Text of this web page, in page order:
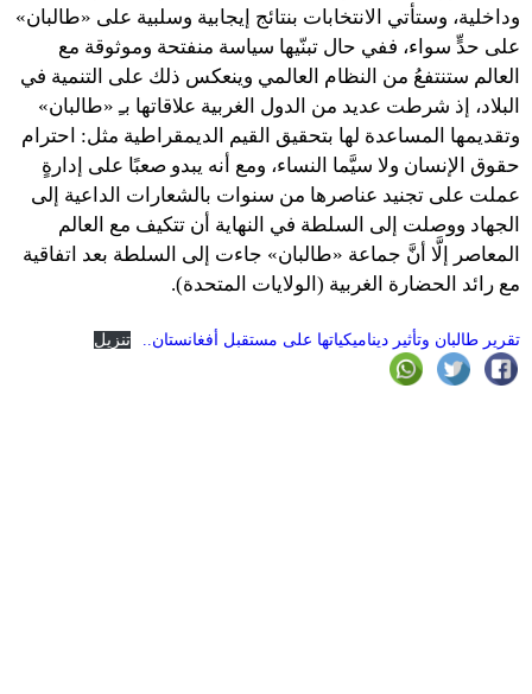
وداخلية، وستأتي الانتخابات بنتائج إيجابية وسلبية على «طالبان»
على حدٍّ سواء، ففي حال تبنّيها سياسة منفتحة وموثوقة مع
العالم ستنتفعُ من النظام العالمي وينعكس ذلك على التنمية في
البلاد، إذ شرطت عديد من الدول الغربية علاقاتها بـِ «طالبان»
وتقديمها المساعدة لها بتحقيق القيم الديمقراطية مثل: احترام
حقوق الإنسان ولا سيَّما النساء، ومع أنه يبدو صعبًا على إدارةٍ
عملت على تجنيد عناصرها من سنوات بالشعارات الداعية إلى
الجهاد ووصلت إلى السلطة في النهاية أن تتكيف مع العالم
المعاصر إلَّا أنَّ جماعة «طالبان» جاءت إلى السلطة بعد اتفاقية
مع رائد الحضارة الغربية (الولايات المتحدة).
تقرير طالبان وتأثير ديناميكياتها على مستقبل أفغانستان.. تنزيل